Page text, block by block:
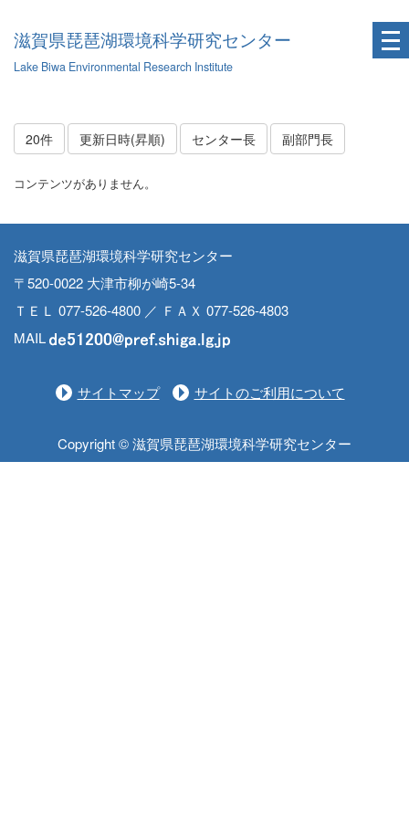
滋賀県琵琶湖環境科学研究センター
Lake Biwa Environmental Research Institute
20件 更新日時(昇順) センター長 副部門長
コンテンツがありません。
滋賀県琵琶湖環境科学研究センター
〒520-0022 大津市柳が崎5-34
ＴＥＬ 077-526-4800 ／ ＦＡＸ 077-526-4803
MAIL
サイトマップ サイトのご利用について
Copyright © 滋賀県琵琶湖環境科学研究センター